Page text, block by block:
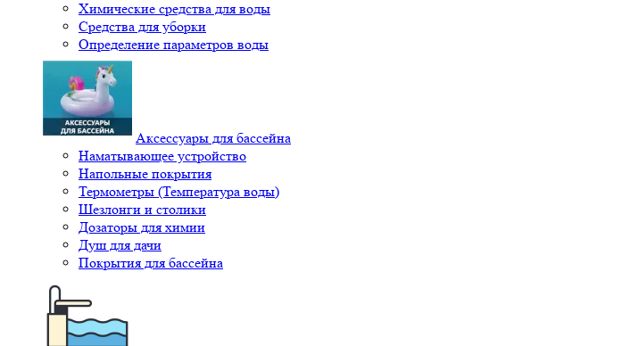
Химические средства для воды
Средства для уборки
Определение параметров воды
Аксессуары для бассейна
Наматывающее устройство
Напольные покрытия
Термометры (Температура воды)
Шезлонги и столики
Дозаторы для химии
Душ для дачи
Покрытия для бассейна